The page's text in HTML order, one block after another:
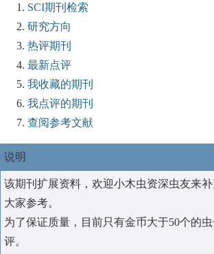
SCI期刊检索
研究方向
热评期刊
最新点评
我收藏的期刊
我点评的期刊
查阅参考文献
说明
该期刊扩展资料，欢迎小木虫资深虫友来
大家参考。
为了保证质量，目前只有金币大于50个的
评。